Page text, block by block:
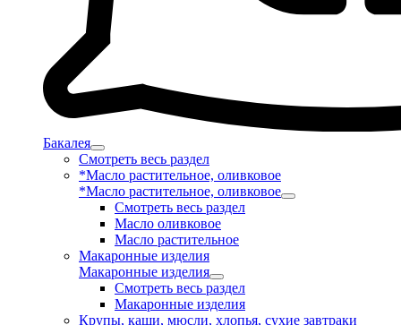
Бакалея
Смотреть весь раздел
*Масло растительное, оливковое
*Масло растительное, оливковое
Смотреть весь раздел
Масло оливковое
Масло растительное
Макаронные изделия
Макаронные изделия
Смотреть весь раздел
Макаронные изделия
Крупы, каши, мюсли, хлопья, сухие завтраки